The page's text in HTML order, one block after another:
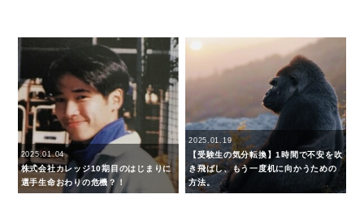
2025.01.04
株式会社カレッジ10期目のはじまりに
選手生命おわりの危機？！
2025.01.19
【受験生の気分転換】1時間で不安を吹
き飛ばし、もう一度机に向かうための
方法。